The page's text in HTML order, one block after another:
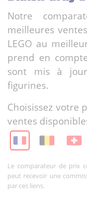
Notre
meilleures
LEGO au
prend en
sont mis à
figurines.
Choisissez votre
ventes
Le comparateur de prix
peut recevoir une
par ces liens.